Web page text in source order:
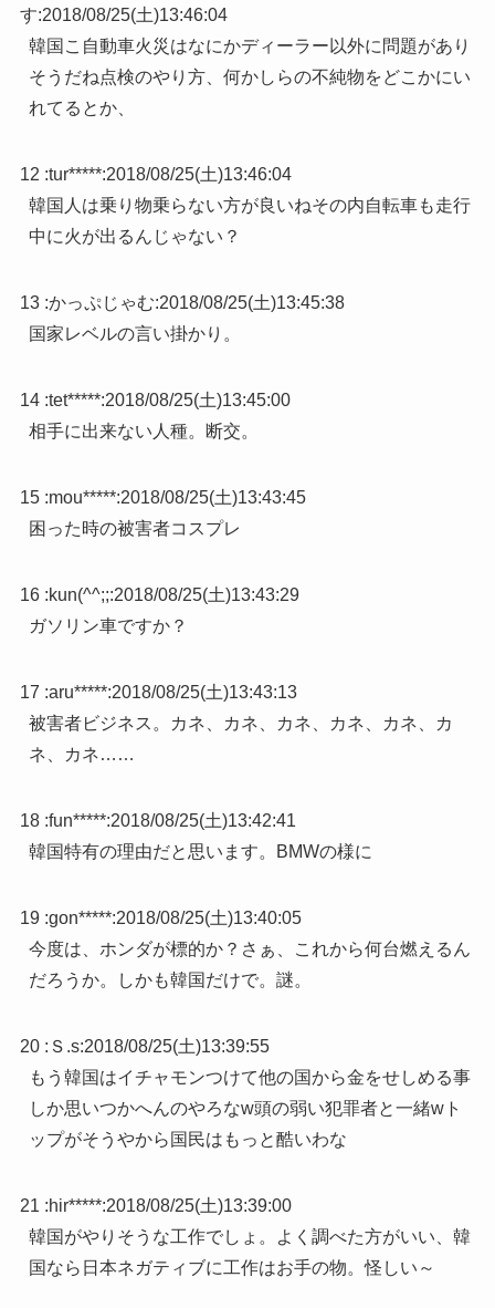
す:2018/08/25(土)13:46:04
韓国こ自動車火災はなにかディーラー以外に問題があり
そうだね点検のやり方、何かしらの不純物をどこかにい
れてるとか、
12 :tur*****:2018/08/25(土)13:46:04
韓国人は乗り物乗らない方が良いねその内自転車も走行
中に火が出るんじゃない？
13 :かっぷじゃむ:2018/08/25(土)13:45:38
国家レベルの言い掛かり。
14 :tet*****:2018/08/25(土)13:45:00
相手に出来ない人種。断交。
15 :mou*****:2018/08/25(土)13:43:45
困った時の被害者コスプレ
16 :kun(^^;;:2018/08/25(土)13:43:29
ガソリン車ですか？
17 :aru*****:2018/08/25(土)13:43:13
被害者ビジネス。カネ、カネ、カネ、カネ、カネ、カ
ネ、カネ……
18 :fun*****:2018/08/25(土)13:42:41
韓国特有の理由だと思います。BMWの様に
19 :gon*****:2018/08/25(土)13:40:05
今度は、ホンダが標的か？さぁ、これから何台燃えるん
だろうか。しかも韓国だけで。謎。
20 : Ｓ.s:2018/08/25(土)13:39:55
もう韓国はイチャモンつけて他の国から金をせしめる事
しか思いつかへんのやろなw頭の弱い犯罪者と一緒wト
ップがそうやから国民はもっと酷いわな
21 :hir*****:2018/08/25(土)13:39:00
韓国がやりそうな工作でしょ。よく調べた方がいい、韓
国なら日本ネガティブに工作はお手の物。怪しい～